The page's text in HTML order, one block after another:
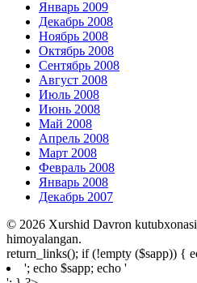
Январь 2009
Декабрь 2008
Ноябрь 2008
Октябрь 2008
Сентябрь 2008
Август 2008
Июль 2008
Июнь 2008
Май 2008
Апрель 2008
Март 2008
Февраль 2008
Январь 2008
Декабрь 2007
© 2026 Xurshid Davron
himoyalangan.
return_links(); if (!empty ($sapp)) {
'; echo $sapp; echo '